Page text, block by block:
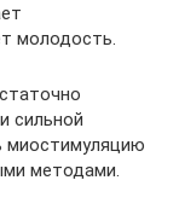
молодость.
сильной
миостимуляцию
методами.